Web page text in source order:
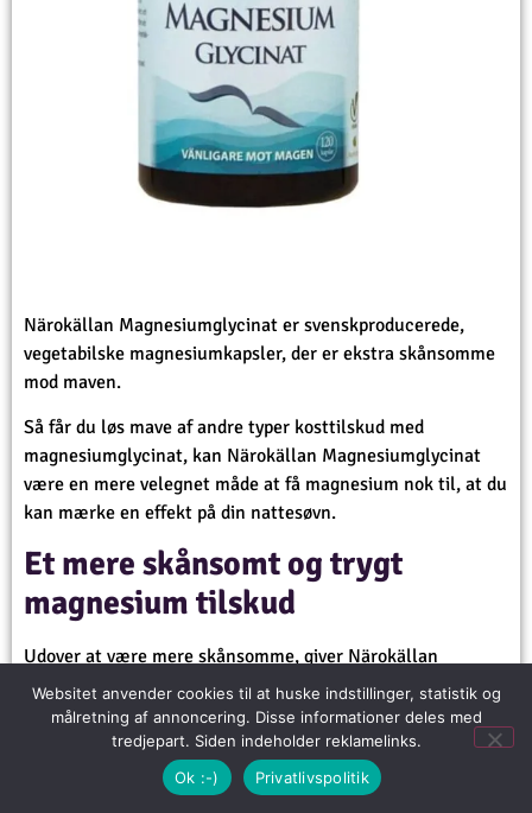
Närokällan Magnesiumglycinat er svenskproducerede,
vegetabilske magnesiumkapsler, der er ekstra skånsomme
mod maven.
Så får du løs mave af andre typer kosttilskud med
magnesiumglycinat, kan Närokällan Magnesiumglycinat
være en mere velegnet måde at få magnesium nok til, at du
kan mærke en effekt på din nattesøvn.
Et mere skånsomt og trygt
magnesium tilskud
Udover at være mere skånsomme, giver Närokällan
Magnesiumglycinat dig en større sikkerhed for, at både
kvaliteten og hygiejnen er i top. For svenskerne har næsten
lige så strenge krav til produktion af kosttilskud. Fordi de
skal følge de samme retningslinjer og kvalitetskrav, som
gælder for andre levnedsmidler.
Websitet anvender cookies til at huske indstillinger, statistik og
målretning af annoncering. Disse informationer deles med
tredjepart. Siden indeholder reklamelinks.
Ok :-)
Privatlivspolitik